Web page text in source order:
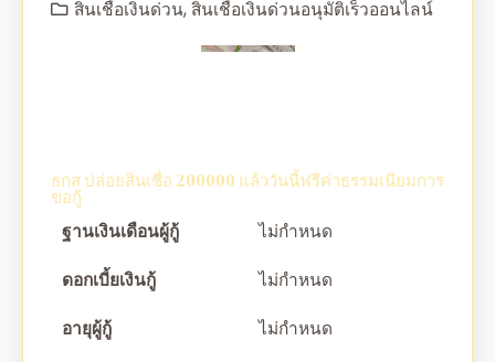
สินเชื่อเงินด่วน,สินเชื่อเงินด่วนอนุมัติเร็วออนไลน์
ธกส ปล่อยสินเชื่อ 200000 แล้ววันนี้ฟรีค่าธรรมเนียมการ
ขอกู้
ฐานเงินเดือนผู้กู้
ไม่กำหนด
ดอกเบี้ยเงินกู้ ไม่กำหนด
อายุผู้กู้ ไม่กำหนด